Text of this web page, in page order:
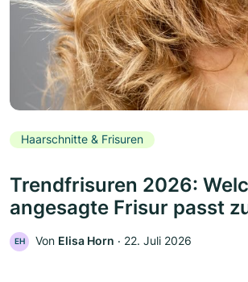
Haarschnitte & Frisuren
Trendfrisuren 2026:
angesagte Frisur passt
EH Von Elisa Horn ‧ 22. Juli 2026